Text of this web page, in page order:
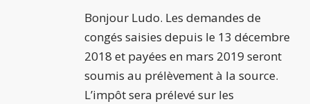
Bonjour Ludo. Les demandes de
congés saisies depuis le 13 décembre
2018 et payées en mars 2019 seront
soumis au prélèvement à la source.
L’impôt sera prélevé sur les